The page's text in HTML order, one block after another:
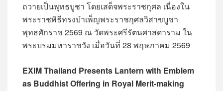
ถวายเป็นพุทธบูชา โดยเสด็จพระราชกุศล เนื่องใน
พระราชพิธีทรงบำเพ็ญพระราชกุศลวิสาขบูชา
พุทธศักราช 2569 ณ วัดพระศรีรัตนศาสดาราม ใน
พระบรมมหาราชวัง เมื่อวันที่ 28 พฤษภาคม 2569
EXIM Thailand Presents Lantern with Emblem
as Buddhist Offering in Royal Merit-making